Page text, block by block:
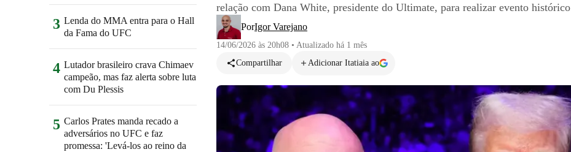
relação com Dana White, presidente do Ultimate, para realizar evento histórico
PorIgor Varejano
14/06/2026 às 20h08 • Atualizado há 1 mês
Compartilhar
Adicionar Itatiaia ao
3 Lenda do MMA entra para o Hall
da Fama do UFC
4 Lutador brasileiro crava Chimaev
campeão, mas faz alerta sobre luta
com Du Plessis
5 Carlos Prates manda recado a
adversários no UFC e faz
promessa: 'Levá-los ao reino da